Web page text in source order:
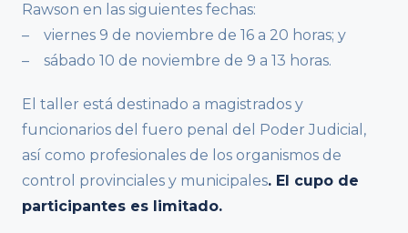
Rawson en las siguientes fechas:
– viernes 9 de noviembre de 16 a 20 horas; y
– sábado 10 de noviembre de 9 a 13 horas.
El taller está destinado a magistrados y
funcionarios del fuero penal del Poder Judicial,
así como profesionales de los organismos de
control provinciales y municipales. El cupo de
participantes es limitado.